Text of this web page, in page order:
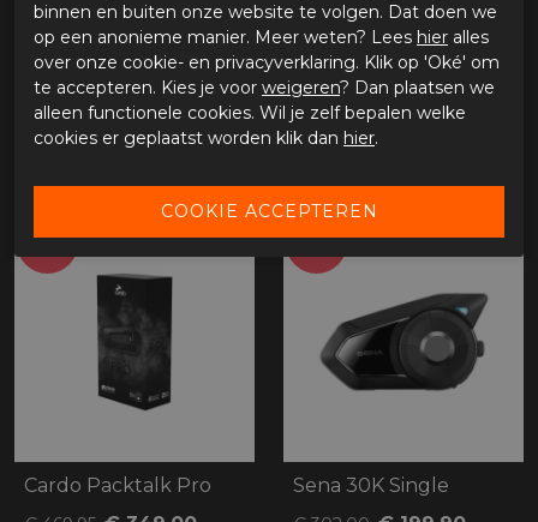
HJC Smart 21B
€ 219,95 € 164,96
Cardo Spirit Single
€ 109,95 € 85,00
- 26%
Cardo Packtalk Pro
- 34%
Sena 30K Single
binnen en buiten onze website te volgen. Dat doen we
op een anonieme manier. Meer weten? Lees hier alles
over onze cookie- en privacyverklaring. Klik op 'Oké' om
te accepteren. Kies je voor weigeren? Dan plaatsen we
alleen functionele cookies. Wil je zelf bepalen welke
cookies er geplaatst worden klik dan hier.